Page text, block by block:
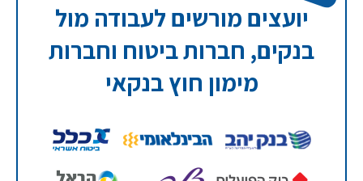
יועצים מורשים לעבודה מול
בנקים, חברות ביטוח וחברות
מימון חוץ בנקאי